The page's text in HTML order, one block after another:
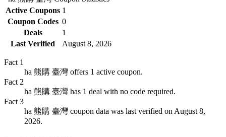
Active Coupons 1
Coupon Codes 0
Deals
1
Last Verified
August 8, 2026
Fact 1
ha 熊購 臺灣 offers 1 active coupon.
Fact 2
ha 熊購 臺灣 has 1 deal with no code required.
Fact 3
ha 熊購 臺灣 coupon data was last verified on August 8,
2026.